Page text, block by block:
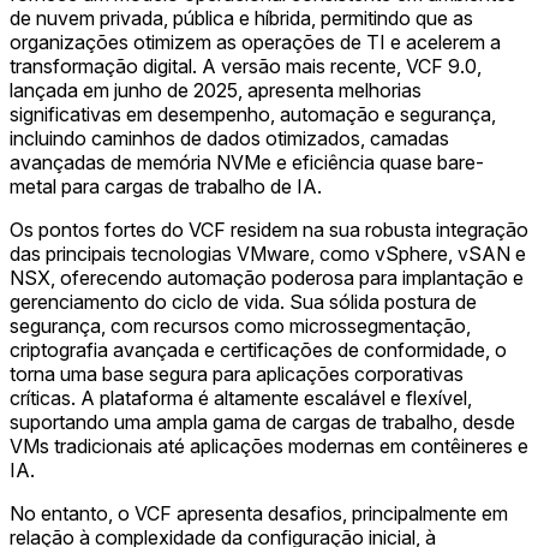
de nuvem privada, pública e híbrida, permitindo que as
organizações otimizem as operações de TI e acelerem a
transformação digital. A versão mais recente, VCF 9.0,
lançada em junho de 2025, apresenta melhorias
significativas em desempenho, automação e segurança,
incluindo caminhos de dados otimizados, camadas
avançadas de memória NVMe e eficiência quase bare-
metal para cargas de trabalho de IA.
Os pontos fortes do VCF residem na sua robusta integração
das principais tecnologias VMware, como vSphere, vSAN e
NSX, oferecendo automação poderosa para implantação e
gerenciamento do ciclo de vida. Sua sólida postura de
segurança, com recursos como microssegmentação,
criptografia avançada e certificações de conformidade, o
torna uma base segura para aplicações corporativas
críticas. A plataforma é altamente escalável e flexível,
suportando uma ampla gama de cargas de trabalho, desde
VMs tradicionais até aplicações modernas em contêineres e
IA.
No entanto, o VCF apresenta desafios, principalmente em
relação à complexidade da configuração inicial, à